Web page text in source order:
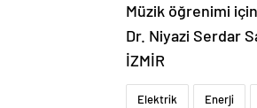
Müzik öğrenimi
Dr. Niyazi Serdar
İZMİR
Elektrik Enerji